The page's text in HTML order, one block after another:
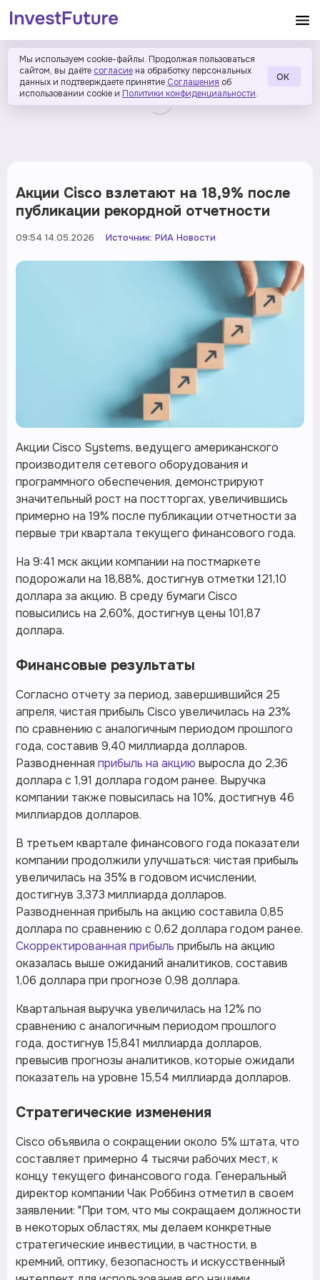
Мы используем cookie-файлы. Продолжая пользоваться
сайтом, вы даёте согласие на обработку персональных
данных и подтверждаете принятие Соглашения об
использовании cookie и Политики конфиденциальности.
ОК
Акции Cisco взлетают на 18,9% после
публикации рекордной отчетности
09:54 14.05.2026 Источник: РИА Новости
Акции Cisco Systems, ведущего американского
производителя сетевого оборудования и
программного обеспечения, демонстрируют
значительный рост на постторгах, увеличившись
примерно на 19% после публикации отчетности за
первые три квартала текущего финансового года.
На 9:41 мск акции компании на постмаркете
подорожали на 18,88%, достигнув отметки 121,10
доллара за акцию. В среду бумаги Cisco
повысились на 2,60%, достигнув цены 101,87
доллара.
Финансовые результаты
Согласно отчету за период, завершившийся 25
апреля, чистая прибыль Cisco увеличилась на 23%
по сравнению с аналогичным периодом прошлого
года, составив 9,40 миллиарда долларов.
Разводненная прибыль на акцию выросла до 2,36
доллара с 1,91 доллара годом ранее. Выручка
компании также повысилась на 10%, достигнув 46
миллиардов долларов.
В третьем квартале финансового года показатели
компании продолжили улучшаться: чистая прибыль
увеличилась на 35% в годовом исчислении,
достигнув 3,373 миллиарда долларов.
Разводненная прибыль на акцию составила 0,85
доллара по сравнению с 0,62 доллара годом ранее.
Скорректированная прибыль прибыль на акцию
оказалась выше ожиданий аналитиков, составив
1,06 доллара при прогнозе 0,98 доллара.
Квартальная выручка увеличилась на 12% по
сравнению с аналогичным периодом прошлого
года, достигнув 15,841 миллиарда долларов,
превысив прогнозы аналитиков, которые ожидали
показатель на уровне 15,54 миллиарда долларов.
Стратегические изменения
Cisco объявила о сокращении около 5% штата, что
составляет примерно 4 тысячи рабочих мест, к
концу текущего финансового года. Генеральный
директор компании Чак Роббинз отметил в своем
заявлении: "При том, что мы сокращаем должности
в некоторых областях, мы делаем конкретные
стратегические инвестиции, в частности, в
кремний, оптику, безопасность и искусственный